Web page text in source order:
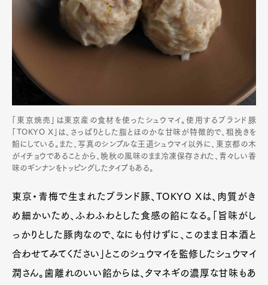
「東京焼売」は東京産の食材を使ったシュウマイ。使用するブランド豚
「TOKYO X」は、さっぱりとした脂とほのかな甘味が特徴的で、粗挽きを
餡にしている。また、写真のシンプルな王道シュウマイ以外に、東京都の木
がイチョウであることから、晩秋の風味のまま冷凍保存された、青々しい香
味のギンナンをトッピングしたタイプもある。
東京・青梅で生まれたブランド豚、TOKYO Xは、肉質がき
め細かいため、ふわふわとした食感の餡になる。「旨味がし
っかりとした豚肉なので、なにも付けずに、このまま日本酒と
合わせてみてください」とこのシュウマイを監修したシュウマイ
潤さん。歯離れのいい餡からは、タマネギの濃厚な甘味もあ